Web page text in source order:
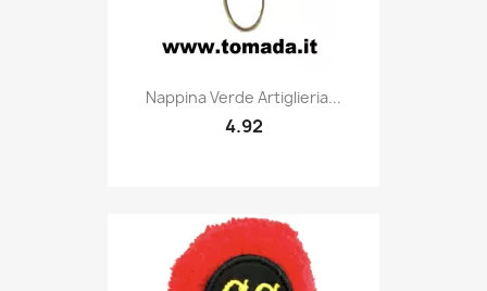
Quick view
Nappina Verde Artiglieria...
4.92